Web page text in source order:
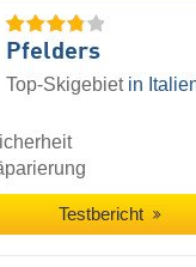
Pfelders
Top-Skigebiet in
Testbericht